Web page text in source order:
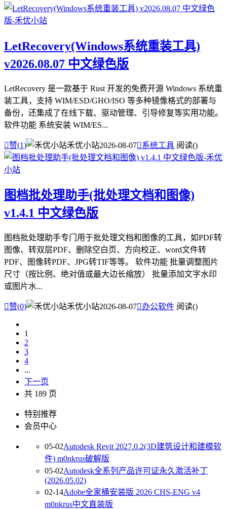
LetRecovery(Windows系统重装工具)
v2026.08.07 中文绿色版
LetRecovery 是一款基于 Rust 开发的免费开源 Windows 系统重
装工具，支持 WIM/ESD/GHO/ISO 等多种镜像格式的部署与
备份，还集成了在线下载、驱动管理、引导修复等实用功能。
软件功能 系统安装 WIM/ES...
赞(1) 禾优小站2026-08-07系统工具 阅读()
图档批处理助手(批处理文档和图像)
v1.4.1 中文绿色版
图档批处理助手专门用于批处理文档和图像的工具，如PDF转
图像、转双层PDF、删除空白页、方向校正、word文件转
PDF、图像转PDF、JPG转TIF等等。 软件功能 批量调整图片
尺寸（按比例、绝对值或最大边长缩放） 批量添加文字水印
或图片水...
赞(0) 禾优小站2026-08-07办公软件 阅读()
1
2
3
4
...
下一页
共 189 页
特别推荐
会员中心
05-02Autodesk Revit 2027.0.2(3D建筑设计和建模软
件) m0nkrus破解版
05-02Autodesk全系列产品许可证永久激活补丁
(2026.05.02)
02-14Adobe全家桶安装版 2026 CHS-ENG v4
m0nkrus中文直装版